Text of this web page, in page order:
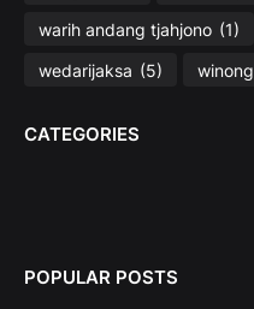
warih andang tjahjono (1)
wedarijaksa (5) winong
CATEGORIES
POPULAR POSTS